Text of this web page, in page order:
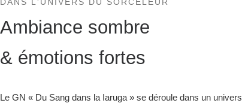
DANS L'UNIVERS DU SORCELEUR
Ambiance sombre
& émotions fortes
Le GN « Du Sang dans la Iaruga » se déroule dans un univers